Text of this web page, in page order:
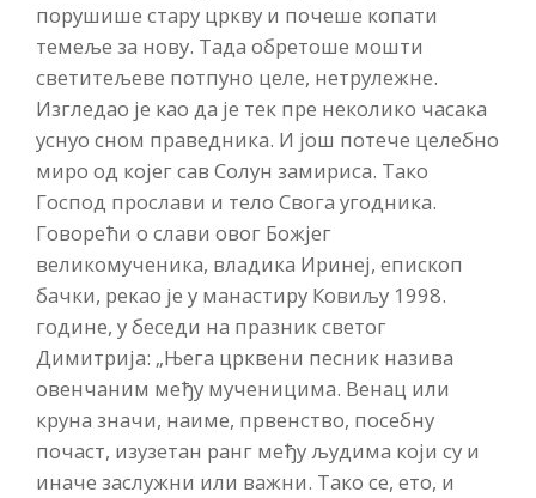
порушише стару цркву и почеше копати
темеље за нову. Тада обретоше мошти
светитељеве потпуно целе, нетрулежне.
Изгледао је као да је тек пре неколико часака
уснуо сном праведника. И још потече целебно
миро од којег сав Солун замириса. Тако
Господ прослави и тело Свога угодника.
Говорећи о слави овог Божјег
великомученика, владика Иринеј, епископ
бачки, рекао је у манастиру Ковиљу 1998.
године, у беседи на празник светог
Димитрија: „Њега црквени песник назива
овенчаним међу мученицима. Венац или
круна значи, наиме, првенство, посебну
почаст, изузетан ранг међу људима који су и
иначе заслужни или важни. Тако се, ето, и